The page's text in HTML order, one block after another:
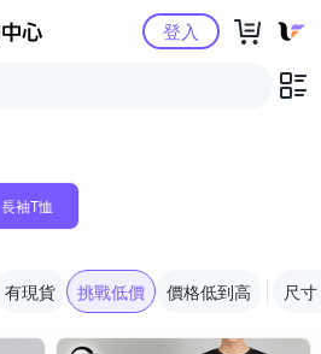
Yahoo購物中心登入
長袖T恤
有現貨 挑戰低價 價格低到高 尺寸